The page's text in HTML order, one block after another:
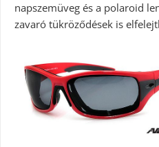
napszemüveg és a polaroid
zavaró tükröződések is